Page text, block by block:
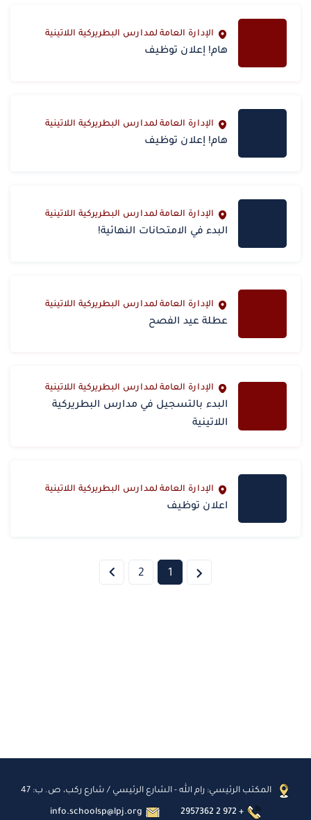
الإدارة العامة لمدارس البطريركية اللاتينية
هام! إعلان توظيف
الإدارة العامة لمدارس البطريركية اللاتينية
هام! إعلان توظيف
الإدارة العامة لمدارس البطريركية اللاتينية
البدء في الامتحانات النهائية!‎
الإدارة العامة لمدارس البطريركية اللاتينية
عطلة عيد الفصح
الإدارة العامة لمدارس البطريركية اللاتينية
‎البدء بالتسجيل في مدارس البطريركية
اللاتينية
الإدارة العامة لمدارس البطريركية اللاتينية
اعلان توظيف
1
2
المكتب الرئيسي: رام الله - الشارع الرئيسي / شارع ركب، ص. ب: 47
2957362 2 972 +
info.schoolsp@lpj.org